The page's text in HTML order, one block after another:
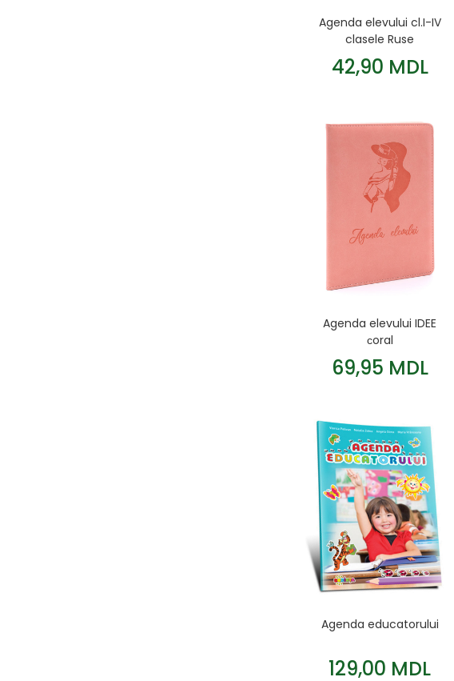
Agenda elevului cl.I-IV
clasele Ruse
42,90 MDL
Agenda elevului IDEE
сoral
69,95 MDL
Agenda educatorului
129,00 MDL